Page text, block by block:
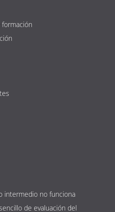
intermedio no funciona
de evaluación del